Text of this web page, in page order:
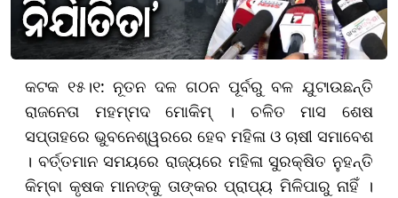
କଟକ ୧୫।୧: ନୂତନ ଦଳ ଗଠନ ପୂର୍ବରୁ ବଳ ଯୁଟାଉଛନ୍ତି
ରାଜନେତା ମହମ୍ମଦ ମୋକିମ୍ । ଚଳିତ ମାସ ଶେଷ
ସପ୍ତାହରେ ଭୁବନେଶ୍ୱରରେ ହେବ ମହିଳା ଓ ଚାଷୀ ସମାବେଶ
। ବର୍ତ୍ତମାନ ସମୟରେ ରାଜ୍ୟରେ ମହିଳା ସୁରକ୍ଷିତ ନୁହନ୍ତି
କିମ୍ବା କୃଷକ ମାନଙ୍କୁ ତାଙ୍କର ପ୍ରାପ୍ୟ ମିଳିପାରୁ ନାହିଁ ।